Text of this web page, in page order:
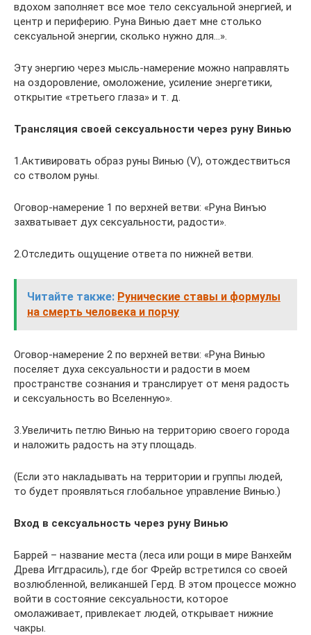
вдохом заполняет все мое тело сексуальной энергией, и
центр и периферию. Руна Винью дает мне столько
сексуальной энергии, сколько нужно для…».
Эту энергию через мысль-намерение можно направлять
на оздоровление, омоложение, усиление энергетики,
открытие «третьего глаза» и т. д.
Трансляция своей сексуальности через руну Винью
1.Активировать образ руны Винью (V), отождествиться
со стволом руны.
Оговор-намерение 1 по верхней ветви: «Руна Винъю
захватывает дух сексуальности, радости».
2.Отследить ощущение ответа по нижней ветви.
Читайте также: Рунические ставы и формулы
на смерть человека и порчу
Оговор-намерение 2 по верхней ветви: «Руна Винью
поселяет духа сексуальности и радости в моем
пространстве сознания и транслирует от меня радость
и сексуальность во Вселенную».
3.Увеличить петлю Винью на территорию своего города
и наложить радость на эту площадь.
(Если это накладывать на территории и группы людей,
то будет проявляться глобальное управление Винью.)
Вход в сексуальность через руну Винью
Баррей – название места (леса или рощи в мире Ванхейм
Древа Иггдрасиль), где бог Фрейр встретился со своей
возлюбленной, великаншей Герд. В этом процессе можно
войти в состояние сексуальности, которое
омолаживает, привлекает людей, открывает нижние
чакры.